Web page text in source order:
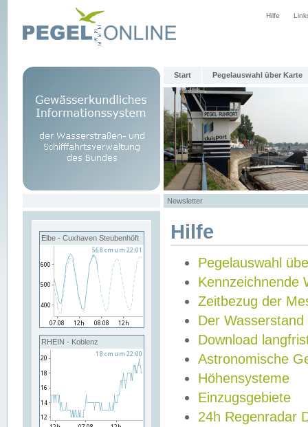
Hilfe
Start Pegelauswahl über Karte
Newsletter
Elbe - Cuxhaven Steubenhöft
RHEIN - Koblenz
Hilfe
Pegelauswahl
Kennzeichnende
Zeitbezug der
Der Wasserstand
Download
Astronomische
Höhensysteme
Einzugsgebiete
24h Regenradar